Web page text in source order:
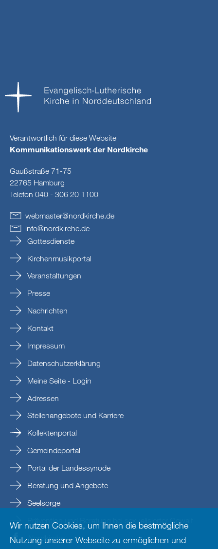
Verantwortlich für diese Website
Kommunikationswerk der Nordkirche
Gaußstraße 71-75
22765 Hamburg
Telefon 040 - 306 20 1100
webmaster@nordkirche.de
info@nordkirche.de
Gottesdienste
Kirchenmusikportal
Veranstaltungen
Presse
Nachrichten
Kontakt
Impressum
Datenschutzerklärung
Meine Seite - Login
Adressen
Stellenangebote und Karriere
Kollektenportal
Gemeindeportal
Portal der Landessynode
Beratung und Angebote
Seelsorge
Prävention und Beratung bei sexualisierter Gewalt
Nordkirche
Wir nutzen Cookies, um Ihnen die bestmögliche
Nutzung unserer Webseite zu ermöglichen und